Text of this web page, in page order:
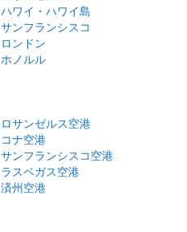
ハワイ・ハワイ島
サンフランシスコ
ロンドン
ホノルル
ロサンゼルス空港
コナ空港
サンフランシスコ空港
ラスベガス空港
済州空港